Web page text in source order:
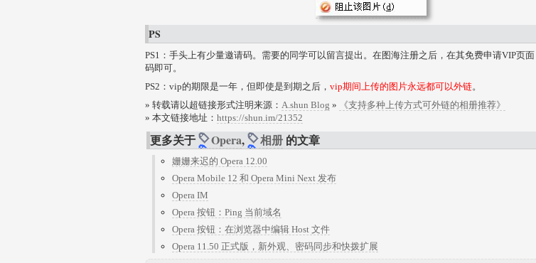
PS
PS1：手头上有少量邀请码。需要的同学可以留言提出。在图海注册之后，在其免费申请VIP页
码即可。
PS2：vip的期限是一年，但即使是到期之后， vip期间上传的图片永远都可以外链。
» 转载请以超链接形式注明来源： A.shun Blog »
《支持多种上传方式可外链的相册推荐》
» 本文链接地址： https://shun.im/21352
更多关于 Opera, 相册 的文章
姗姗来迟的 Opera 12.00
Opera Mobile 12 和 Opera Mini Next 发布
Opera IM
Opera 按钮：Ping 当前域名
Opera 按钮：在浏览器中编辑 Host 文件
Opera 11.50 正式版，新外观、密码同步和快拨扩展